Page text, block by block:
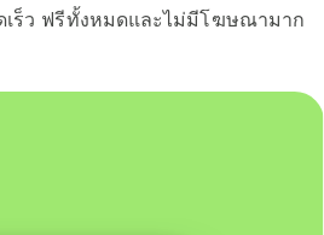
เร็ว ฟรีทั้งหมดและไม่มีโฆษณามาก